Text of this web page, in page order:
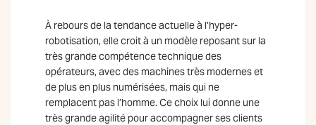
À rebours de la tendance actuelle à l’hyper-
robotisation, elle croit à un modèle reposant sur la
très grande compétence technique des
opérateurs, avec des machines très modernes et
de plus en plus numérisées, mais qui ne
remplacent pas l’homme. Ce choix lui donne une
très grande agilité pour accompagner ses clients